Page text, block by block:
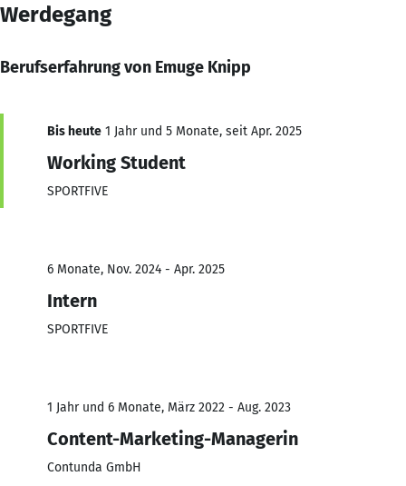
Werdegang
Berufserfahrung von Emuge Knipp
Bis heute 1 Jahr und 5 Monate, seit Apr. 2025
Working Student
SPORTFIVE
6 Monate, Nov. 2024 - Apr. 2025
Intern
SPORTFIVE
1 Jahr und 6 Monate, März 2022 - Aug. 2023
Content-Marketing-Managerin
Contunda GmbH